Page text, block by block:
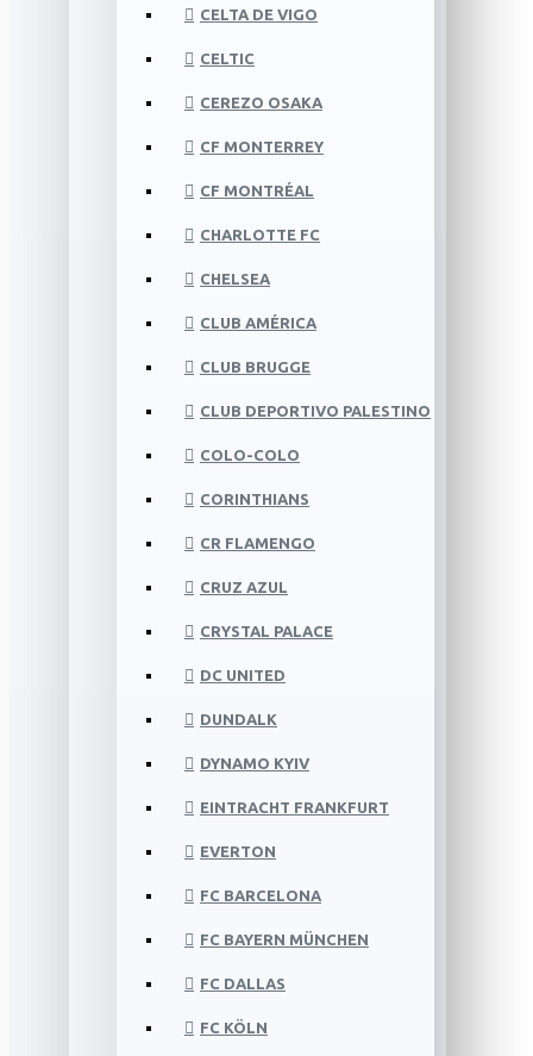
CELTA DE VIGO
CELTIC
CEREZO OSAKA
CF MONTERREY
CF MONTRÉAL
CHARLOTTE FC
CHELSEA
CLUB AMÉRICA
CLUB BRUGGE
CLUB DEPORTIVO PALESTINO
COLO-COLO
CORINTHIANS
CR FLAMENGO
CRUZ AZUL
CRYSTAL PALACE
DC UNITED
DUNDALK
DYNAMO KYIV
EINTRACHT FRANKFURT
EVERTON
FC BARCELONA
FC BAYERN MÜNCHEN
FC DALLAS
FC KÖLN